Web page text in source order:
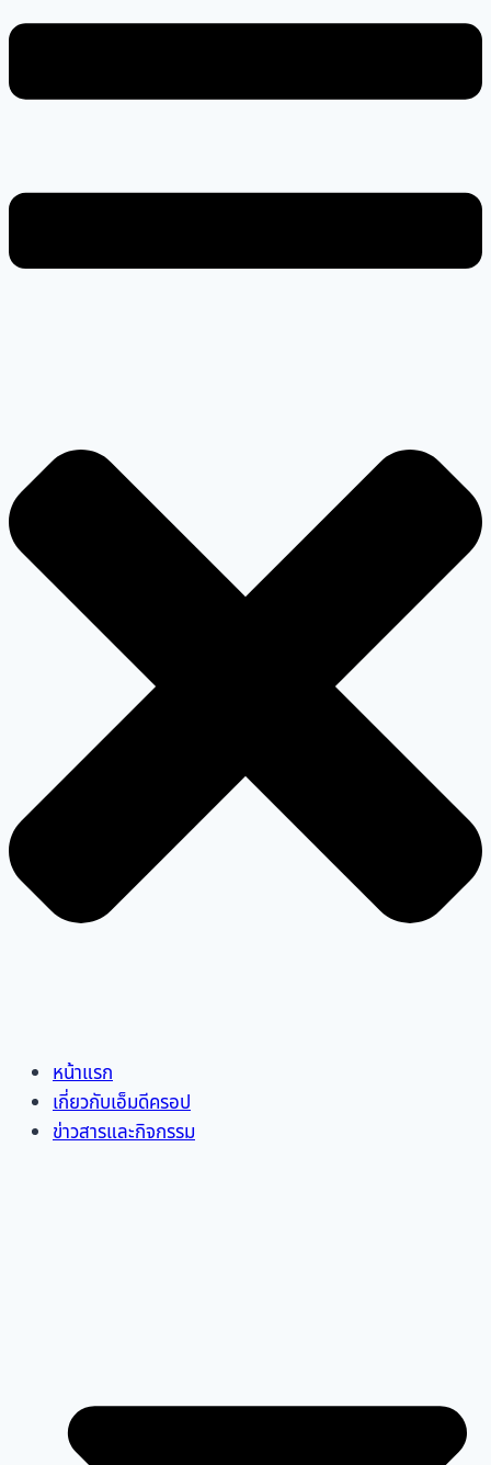
หน้าแรก
เกี่ยวกับเอ็มดีครอป
ข่าวสารและกิจกรรม